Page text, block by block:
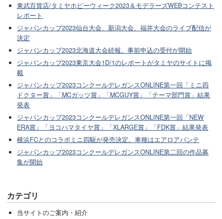
東武百貨店/タミヤホビーウィーク2023＆モデラーズWEBコンテスト
レポート
ジャパンカップ2023仙台大会、新潟大会、福井大会のライブ配信が
決定
ジャパンカップ2023北海道大会続報。事前申込の受付が開始
ジャパンカップ2023東京大会1D/1のレポートがタミヤのサイトに掲
載
ジャパンカップ2023コンクールデレガンスONLINE第一回「ミニ四
ドクター賞」「MCガッツ賞」「MCGUY賞」「テーマ部門賞」結果
発表
ジャパンカップ2023コンクールデレガンスONLINE第一回「NEW
ERA賞」「ヨコハマタイヤ賞」「XLARGE賞」「FDK賞」結果発表
横浜FCとのコラボミニ四駆が発売決定。車種はエアロアバンテ
ジャパンカップ2023コンクールデレガンスONLINE第二回の作品募
集が開始
カテゴリ
当サイトのご案内・紹介